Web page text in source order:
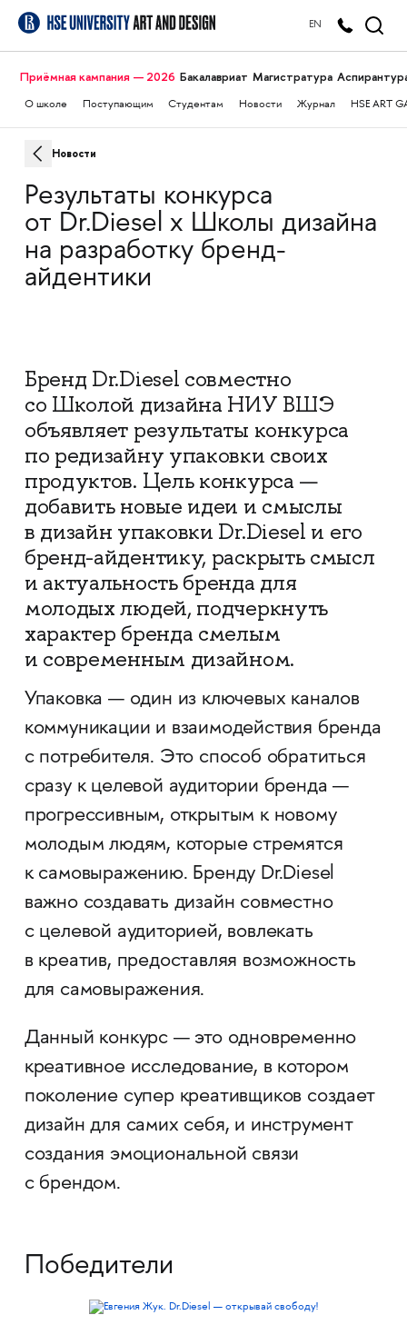
EN
Приёмная кампания — 2026 Бакалавриат Магистратура
О школе Поступающим Студентам Новости Журнал HSE ART
Новости
Результаты конкурса
от Dr.Diesel х Школы дизайна
на разработку бренд-
айдентики
Бренд Dr.Diesel совместно
со Школой дизайна НИУ ВШЭ
объявляет результаты конкурса
по редизайну упаковки своих
продуктов. Цель конкурса —
добавить новые идеи и смыслы
в дизайн упаковки Dr.Diesel и его
бренд-айдентику, раскрыть смысл
и актуальность бренда для
молодых людей, подчеркнуть
характер бренда смелым
и современным дизайном.
Упаковка — один из ключевых каналов
коммуникации и взаимодействия бренда
с потребителя. Это способ обратиться
сразу к целевой аудитории бренда —
прогрессивным, открытым к новому
молодым людям, которые стремятся
к самовыражению. Бренду Dr.Diesel
важно создавать дизайн совместно
с целевой аудиторией, вовлекать
в креатив, предоставляя возможность
для самовыражения.
Данный конкурс — это одновременно
креативное исследование, в котором
поколение супер креативщиков создает
дизайн для самих себя, и инструмент
создания эмоциональной связи
с брендом.
Победители